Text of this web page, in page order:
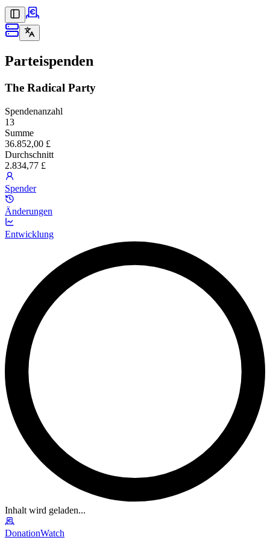
Parteispenden
The Radical Party
Spendenanzahl
13
Summe
36.852,00 £
Durchschnitt
2.834,77 £
Spender
Änderungen
Entwicklung
Inhalt wird geladen...
DonationWatch